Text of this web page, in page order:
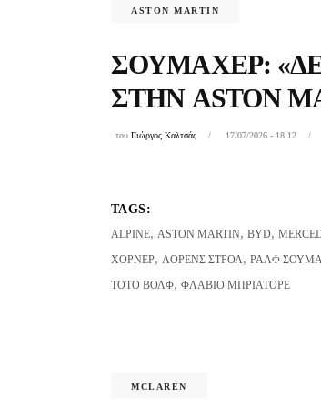
ASTON MARTIN
ΣΟΥΜΆΧΕΡ:
ΣΤΗΝ ASTON
του Γιώργος Καλτσάς 17/07/2026 - 18:12
TAGS:
ALPINE, ASTON MARTIN, BYD,
ΧΌΡΝΕΡ, ΛΌΡΕΝΣ ΣΤΡΟΛ, ΡΑΛΦ
ΤΌΤΟ ΒΟΛΦ, ΦΛΆΒΙΟ ΜΠΡΙΑΤΌΡΕ
MCLAREN